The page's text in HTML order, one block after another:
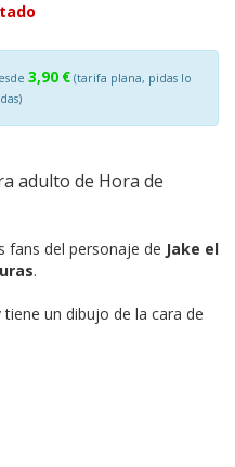
3,90 € (tarifa plana, pidas lo
adulto de Hora de
fans del personaje de Jake el
.
un dibujo de la cara de